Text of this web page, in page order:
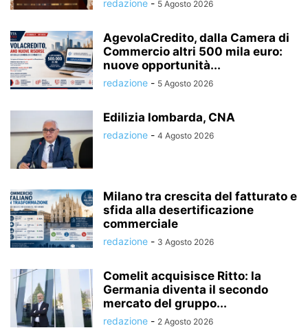
redazione - 5 Agosto 2026
AgevolaCredito, dalla Camera di
Commercio altri 500 mila euro:
nuove opportunità...
redazione - 5 Agosto 2026
Edilizia lombarda, CNA
redazione - 4 Agosto 2026
Milano tra crescita del fatturato e
sfida alla desertificazione
commerciale
redazione - 3 Agosto 2026
Comelit acquisisce Ritto: la
Germania diventa il secondo
mercato del gruppo...
redazione - 2 Agosto 2026